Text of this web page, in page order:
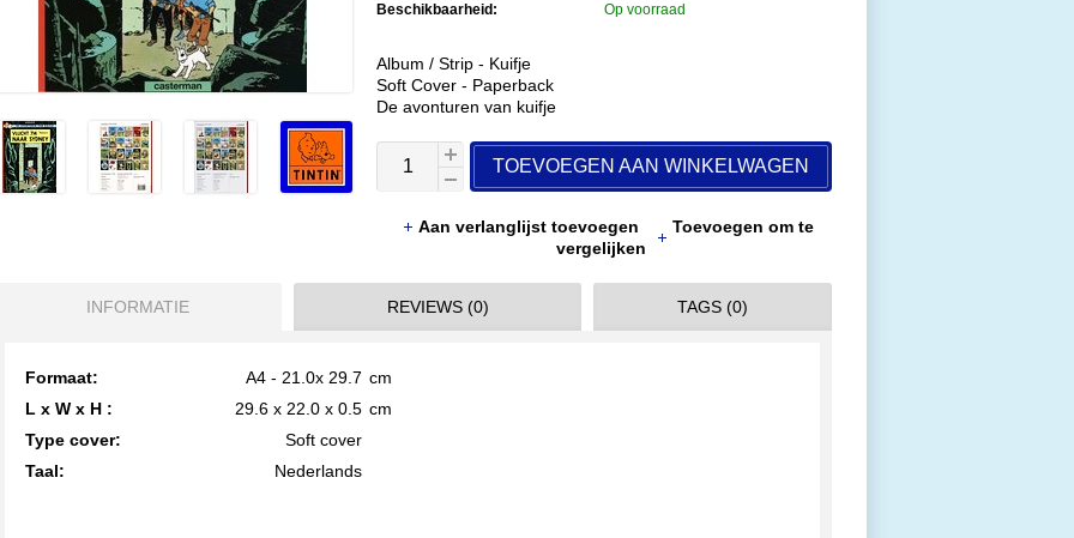
Beschikbaarheid:
Op voorraad
Album / Strip - Kuifje
Soft Cover - Paperback
De avonturen van kuifje
TOEVOEGEN AAN WINKELWAGEN
Aan verlanglijst toevoegen
Toevoegen om te
vergelijken
INFORMATIE REVIEWS (0) TAGS (0)
Formaat: A4 - 21.0x 29.7 cm
L x W x H :
29.6 x 22.0 x 0.5 cm
Type cover:
Soft cover
Taal:
Nederlands